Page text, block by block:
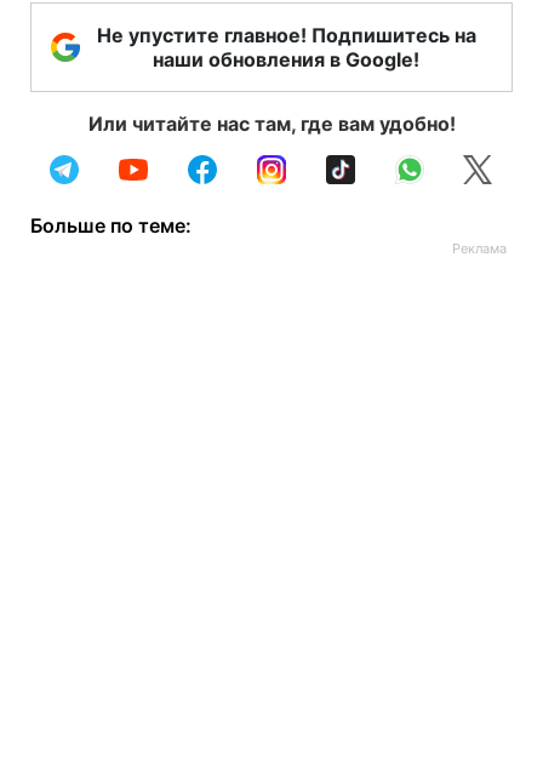
Не упустите главное! Подпишитесь на
наши обновления в Google!
Или читайте нас там, где вам удобно!
Больше по теме: